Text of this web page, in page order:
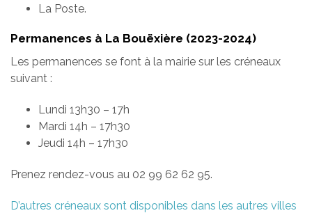
La Poste.
Permanences à La Bouëxière (2023-2024)
Les permanences se font à la mairie sur les créneaux
suivant :
Lundi 13h30 – 17h
Mardi 14h – 17h30
Jeudi 14h – 17h30
Prenez rendez-vous au 02 99 62 62 95.
D’autres créneaux sont disponibles dans les autres villes